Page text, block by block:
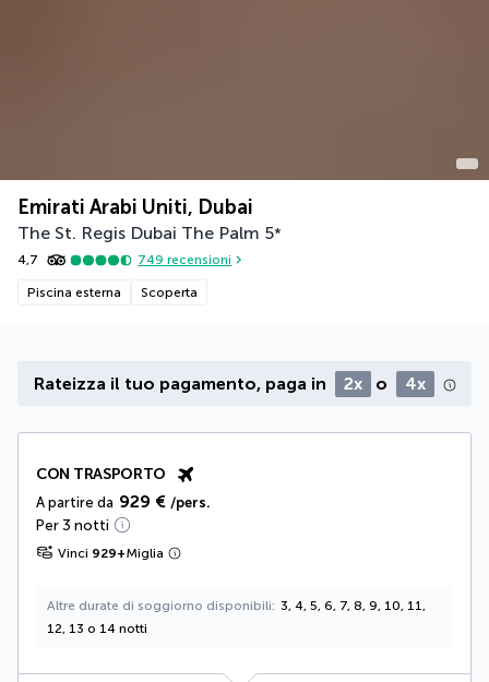
Emirati Arabi Uniti, Dubai
The St. Regis Dubai The Palm 5*
4,7 749 recensioni
Piscina esterna Scoperta
Rateizza il tuo pagamento, paga in 2x o 4x
CON TRASPORTO
A partire da 929 € /pers.
Per 3 notti
Vinci 929+Miglia
Altre durate di soggiorno disponibili
3, 4, 5, 6, 7, 8, 9, 10, 11,
12, 13 o 14 notti